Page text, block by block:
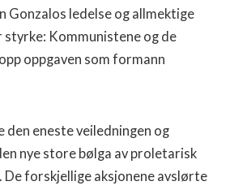
ledelse og allmektige
Kommunistene og de
oppgaven som formann
den eneste veiledningen og
nye store bølga av proletarisk
forskjellige aksjonene avslørte